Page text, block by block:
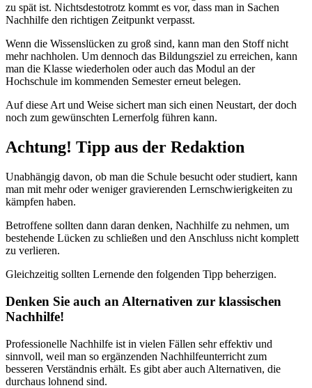
zu spät ist. Nichtsdestotrotz kommt es vor, dass man in Sachen
Nachhilfe den richtigen Zeitpunkt verpasst.
Wenn die Wissenslücken zu groß sind, kann man den Stoff nicht
mehr nachholen. Um dennoch das Bildungsziel zu erreichen, kann
man die Klasse wiederholen oder auch das Modul an der
Hochschule im kommenden Semester erneut belegen.
Auf diese Art und Weise sichert man sich einen Neustart, der doch
noch zum gewünschten Lernerfolg führen kann.
Achtung! Tipp aus der Redaktion
Unabhängig davon, ob man die Schule besucht oder studiert, kann
man mit mehr oder weniger gravierenden Lernschwierigkeiten zu
kämpfen haben.
Betroffene sollten dann daran denken, Nachhilfe zu nehmen, um
bestehende Lücken zu schließen und den Anschluss nicht komplett
zu verlieren.
Gleichzeitig sollten Lernende den folgenden Tipp beherzigen.
Denken Sie auch an Alternativen zur klassischen
Nachhilfe!
Professionelle Nachhilfe ist in vielen Fällen sehr effektiv und
sinnvoll, weil man so ergänzenden Nachhilfeunterricht zum
besseren Verständnis erhält. Es gibt aber auch Alternativen, die
durchaus lohnend sind.